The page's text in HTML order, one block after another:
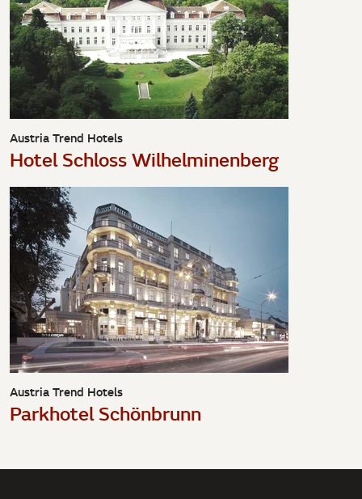
Austria Trend Hotels
Hotel Schloss Wilhelminenberg
Austria Trend Hotels
Parkhotel Schönbrunn